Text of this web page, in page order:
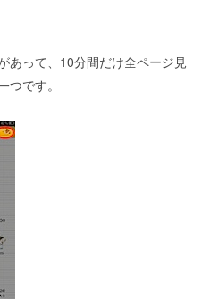
あって、10分間だけ全ページ見
です。